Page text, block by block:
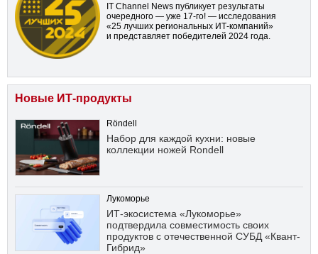
IT Channel News публикует результаты
очередного — уже 17-го! — исследования
«25 лучших региональных ИТ-компаний»
и представляет победителей 2024 года.
Новые ИТ-продукты
Röndell
Набор для каждой кухни: новые
коллекции ножей Rondell
Лукоморье
ИТ-экосистема «Лукоморье»
подтвердила совместимость своих
продуктов с отечественной СУБД «Квант-
Гибрид»